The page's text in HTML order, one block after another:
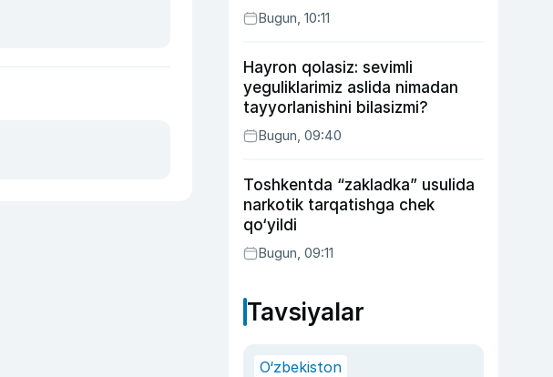
o‘zbekistonlik Go‘zal
Abduaxatova
Bugun, 10:11
Hayron qolasiz: sevimli
yeguliklarimiz aslida nimadan
tayyorlanishini bilasizmi?
Bugun, 09:40
Toshkentda “zakladka” usulida
narkotik tarqatishga chek
qo‘yildi
Bugun, 09:11
Tavsiyalar
O‘zbekiston